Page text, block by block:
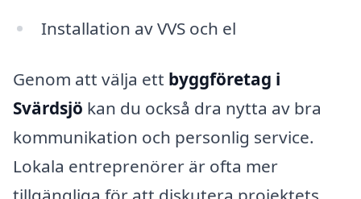
Installation av VVS och el
Genom att välja ett byggföretag i
Svärdsjö kan du också dra nytta av bra
kommunikation och personlig service.
Lokala entreprenörer är ofta mer